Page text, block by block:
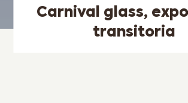
Carnival glass,
transitoria